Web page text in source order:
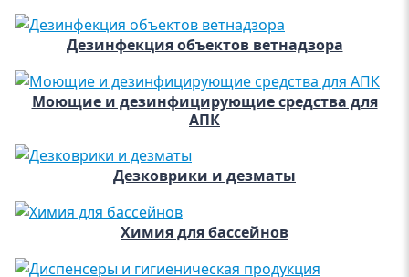
Дезинфекция объектов ветнадзора
Моющие и дезинфицирующие средства для
АПК
Дезковрики и дезматы
Химия для бассейнов